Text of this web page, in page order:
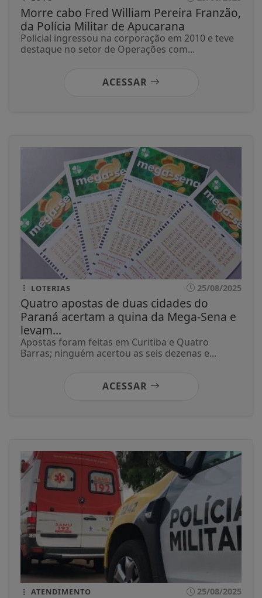
Morre cabo Fred William Pereira Franzão,
da Polícia Militar de Apucarana
Policial ingressou na corporação em 2010 e teve
destaque no setor de Operações com...
ACESSAR
LOTERIAS 25/08/2025
Quatro apostas de duas cidades do
Paraná acertam a quina da Mega-Sena e
levam...
Apostas foram feitas em Curitiba e Quatro
Barras; ninguém acertou as seis dezenas e...
ACESSAR
ATENDIMENTO 25/08/2025